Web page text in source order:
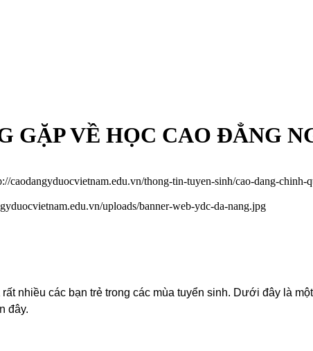
GẶP VỀ HỌC CAO ĐẲNG
caodangyduocvietnam.edu.vn/thong-tin-tuyen-sinh/cao-dang-
uploads/banner-web-ydc-da-nang.jpg
nhiều các bạn trẻ trong các mùa tuyển sinh. Dưới đây là
đây.